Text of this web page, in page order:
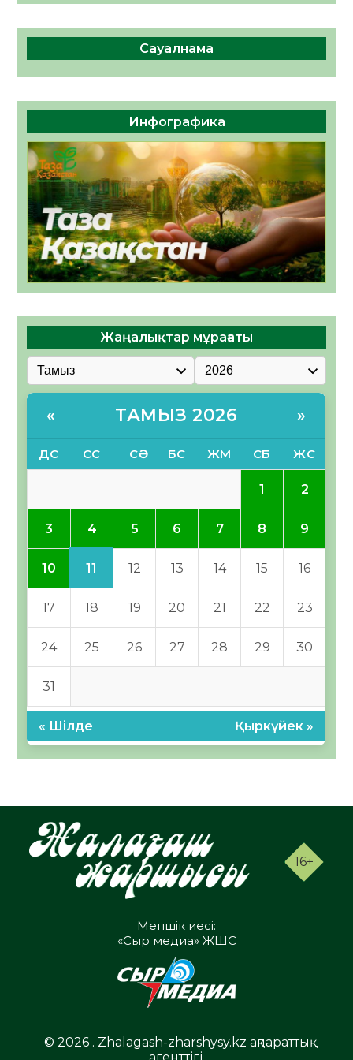
Сауалнама
Инфографика
Жаңалықтар мұрағаты
« ТАМЫЗ 2026 »
ДС СС СӘ БС ЖМ СБ ЖС
1 2
3 4 5 6 7 8 9
10 11 12 13 14 15 16
17 18 19 20 21 22 23
24 25 26 27 28 29 30
31
« Шілде Қыркүйек »
16+
Меншік иесі:
«Сыр медиа» ЖШС
© 2026 . Zhalagash-zharshysy.kz ақпараттық